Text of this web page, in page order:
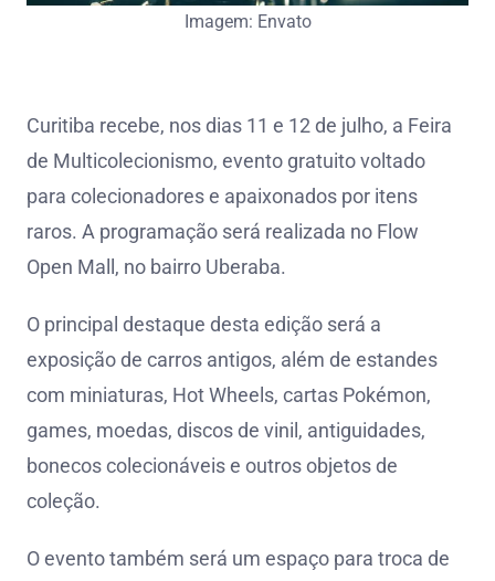
Imagem: Envato
Curitiba recebe, nos dias 11 e 12 de julho, a Feira
de Multicolecionismo, evento gratuito voltado
para colecionadores e apaixonados por itens
raros. A programação será realizada no Flow
Open Mall, no bairro Uberaba.
O principal destaque desta edição será a
exposição de carros antigos, além de estandes
com miniaturas, Hot Wheels, cartas Pokémon,
games, moedas, discos de vinil, antiguidades,
bonecos colecionáveis e outros objetos de
coleção.
O evento também será um espaço para troca de